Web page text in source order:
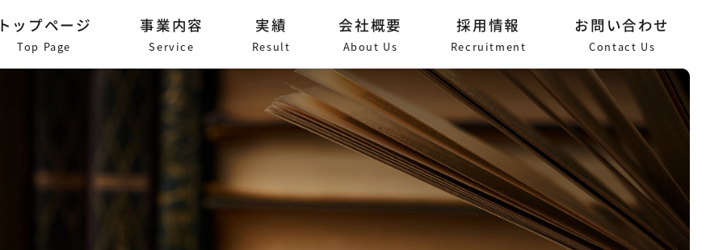
トップページ
Top Page
事業内容
Service
実績
Result
会社概要
About Us
採用情報
Recruitment
お問い合わせ
Contact Us